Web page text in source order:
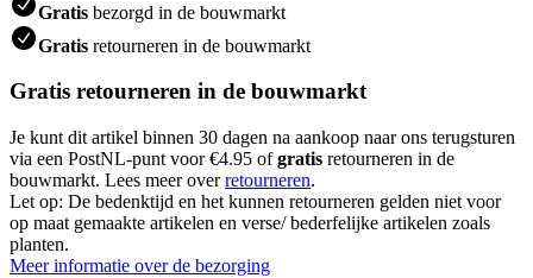
Gratis bezorgd in de bouwmarkt
Gratis retourneren in de bouwmarkt
Gratis retourneren in de bouwmarkt
Je kunt dit artikel binnen 30 dagen na aankoop naar ons terugsturen
via een PostNL-punt voor €4.95 ofgratis retourneren in de
bouwmarkt. Lees meer overretourneren.
Let op: De bedenktijd en het kunnen retourneren gelden niet voor
op maat gemaakte artikelen en verse/ bederfelijke artikelen zoals
planten.
Meer informatie over de bezorging